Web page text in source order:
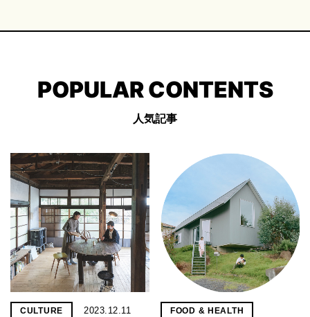
POPULAR CONTENTS
人気記事
CULTURE 2023.12.11 FOOD & HEALTH